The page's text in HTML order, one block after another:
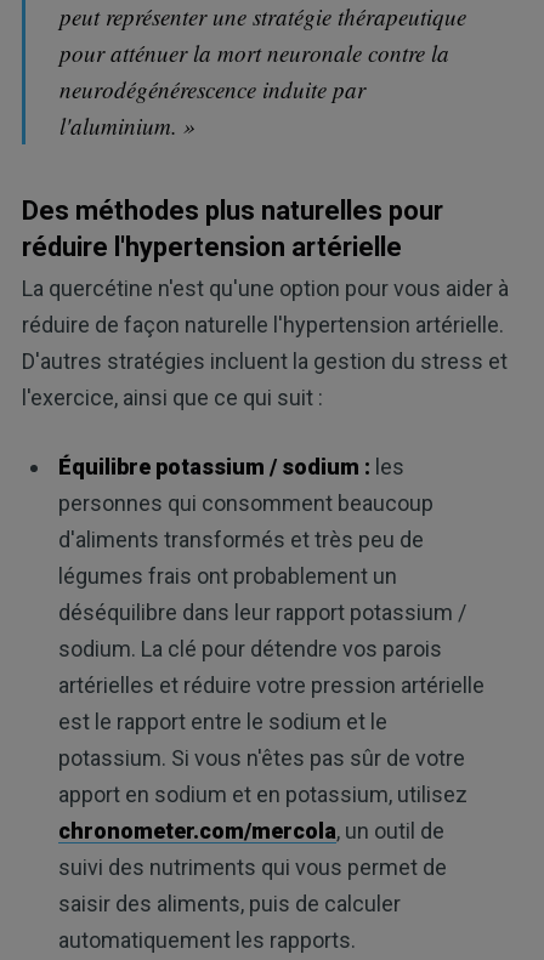
peut représenter une stratégie thérapeutique
pour atténuer la mort neuronale contre la
neurodégénérescence induite par
l'aluminium. »
Des méthodes plus naturelles pour
réduire l'hypertension artérielle
La quercétine n'est qu'une option pour vous aider à
réduire de façon naturelle l'hypertension artérielle.
D'autres stratégies incluent la gestion du stress et
l'exercice, ainsi que ce qui suit :
Équilibre potassium / sodium : les
personnes qui consomment beaucoup
d'aliments transformés et très peu de
légumes frais ont probablement un
déséquilibre dans leur rapport potassium /
sodium. La clé pour détendre vos parois
artérielles et réduire votre pression artérielle
est le rapport entre le sodium et le
potassium. Si vous n'êtes pas sûr de votre
apport en sodium et en potassium, utilisez
chronometer.com/mercola, un outil de
suivi des nutriments qui vous permet de
saisir des aliments, puis de calculer
automatiquement les rapports.